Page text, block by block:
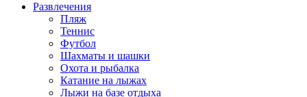
Развлечения
Пляж
Теннис
Футбол
Шахматы и шашки
Охота и рыбалка
Катание на лыжах
Лыжи на базе отдыха